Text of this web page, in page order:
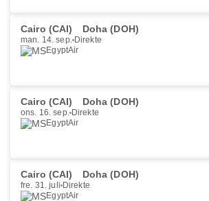
Cairo (CAI) Doha (DOH)
man. 14. sep. Direkte
EgyptAir
Cairo (CAI) Doha (DOH)
ons. 16. sep. Direkte
EgyptAir
Cairo (CAI) Doha (DOH)
fre. 31. juli Direkte
EgyptAir